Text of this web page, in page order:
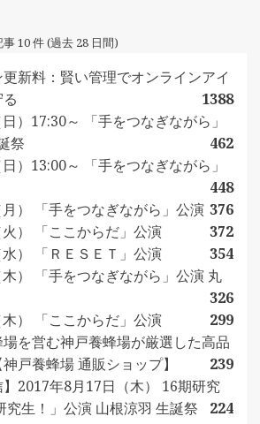
10 件 (過去 28 日間)
新料：賢い管理でオンラインアイ
1388
）17:30～ 「手をつなぎながら」
祭
462
）13:00～ 「手をつなぎながら」
448
） 「手をつなぎながら」公演 376
） 「ここからだ」公演
372
） 「ＲＥＳＥＴ」公演
354
） 「手をつなぎながら」公演 丸
326
） 「ここからだ」公演
299
を営む神戸養蜂場が厳選した高品
戸養蜂場 通販ショップ】
239
】2017年8月17日（木） 16期研究
究生！」公演 山根涼羽 生誕祭
224